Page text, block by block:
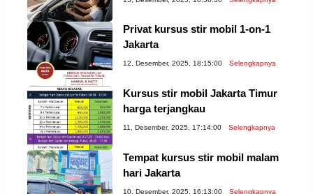
Privat kursus stir mobil 1-on-1
Jakarta
12, Desember, 2025, 18:15:00 Selengkapnya
Kursus stir mobil Jakarta Timur
harga terjangkau
11, Desember, 2025, 17:14:00 Selengkapnya
Tempat kursus stir mobil malam
hari Jakarta
10, Desember, 2025, 16:13:00 Selengkapnya